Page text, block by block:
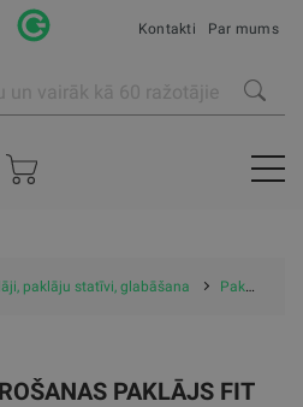
Kontakti Par mums
paklāju statīvi, glabāšana Paklāji
PAKLĀJS FIT